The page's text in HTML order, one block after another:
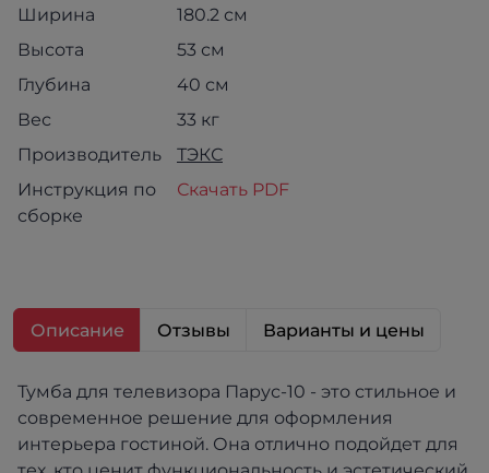
Ширина
180.2 см
Высота
53 см
Глубина
40 см
Вес
33 кг
Производитель
ТЭКС
Инструкция по
сборке
Скачать PDF
Описание Отзывы Варианты и цены
Тумба для телевизора Парус-10 - это стильное и
современное решение для оформления
интерьера гостиной. Она отлично подойдет для